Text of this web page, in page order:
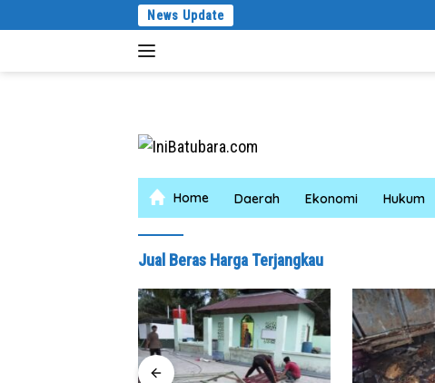
News Update
Home Daerah Ekonomi Hukum
Jual Beras Harga Terjangkau